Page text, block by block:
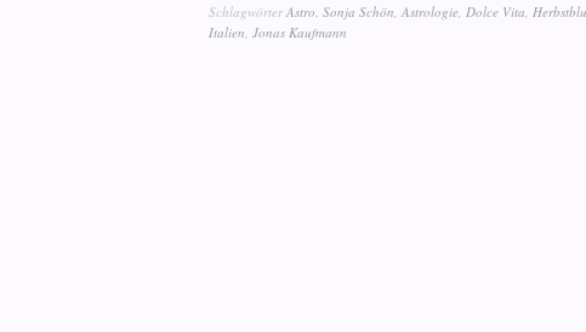
SchlagwörterAstro. Sonja Schön, Astrologie, Dolce Vita,
Italien, Jonas Kaufmann